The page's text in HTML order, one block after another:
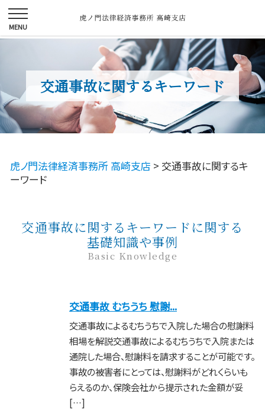
交通事故に関するキーワード
虎ノ門法律経済事務所 高崎支店 > 交通事故に関するキ
ーワード
交通事故に関するキーワードに関する
基礎知識や事例
Basic Knowledge
交通事故 むちうち 慰謝...
交通事故によるむちうちで入院した場合の慰謝料
相場を解説交通事故によるむちうちで入院または
通院した場合、慰謝料を請求することが可能です。
事故の被害者にとっては、慰謝料がどれくらいも
らえるのか、保険会社から提示された金額が妥
[…]